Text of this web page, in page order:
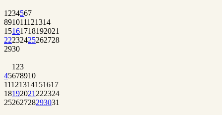
1 234567
891011121314
15161718192021
22232425262728
2930
1 23
45678910
11121314151617
18192021 222324
25262728293031